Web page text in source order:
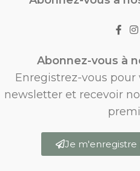
Abonnez-vous à
Enregistrez-vous
newsletter et recevoir
Je